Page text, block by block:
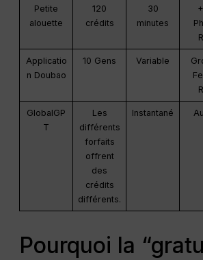
Petite
alouette
120
crédits
30
minutes
Applicatio
n Doubao
10 Gens Variable
GlobalGP
T
Les
différents
forfaits
offrent
des
crédits
différents.
Instantané
Pourquoi la